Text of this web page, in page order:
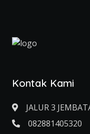
Kontak Kami
JALUR 3
082881405320